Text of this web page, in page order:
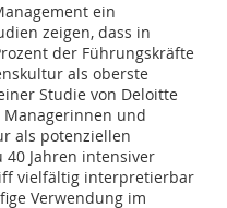
ein
zeigen, dass in
der Führungskräfte
als oberste
Studie von Deloitte
Managerinnen und
als potenziellen
40 Jahren intensiver
vielfältig interpretierbar
Verwendung im